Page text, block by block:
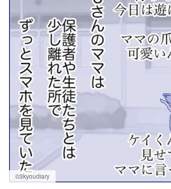
©3kyoudiary